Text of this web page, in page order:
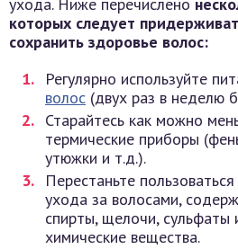
ухода. Ниже перечислено
которых следует
сохранить здоровье волос:
Регулярно используйте
волос (двух раз в неделю
Старайтесь как можно
термические приборы
утюжки и т.д.).
Перестаньте
ухода за волосами,
спирты, щелочи, сульфаты
химические вещества.